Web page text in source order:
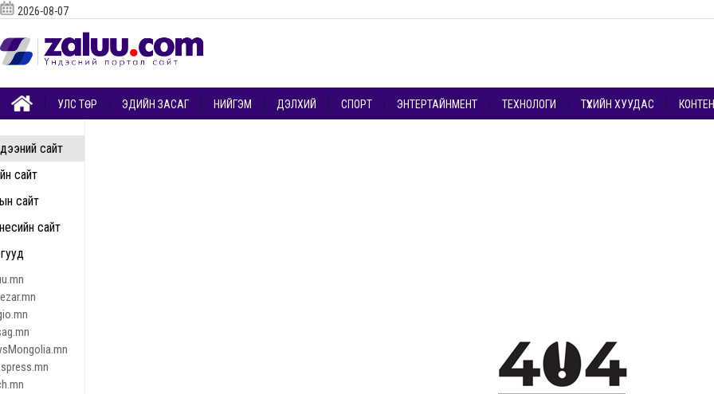
сайт
сайт
сайт
сайт
2026-08-07
УЛС ТӨР ЭДИЙН ЗАСАГ НИЙГЭМ ДЭЛХИЙ СПОРТ ЭНТЕРТАЙНМЕНТ ТЕХНОЛОГИ ТҮҮХИЙН ХУУДАС